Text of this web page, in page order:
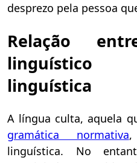
desprezo pela pessoa
Relação
linguístico
linguística
A língua culta, aquela
gramática normativa,
linguística. No